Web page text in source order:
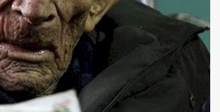
thường tiḗc nuṓi những giȃy phút